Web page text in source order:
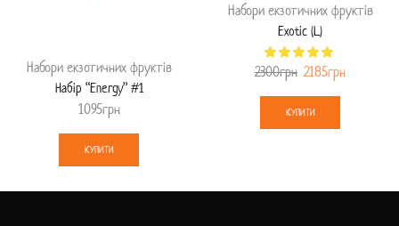
Набори екзотичних фруктів
Набір “Energy” #1
1095грн
КУПИТИ
Набори екзотичних фруктів
Exotic (L)
2300грн 2185грн
КУПИТИ